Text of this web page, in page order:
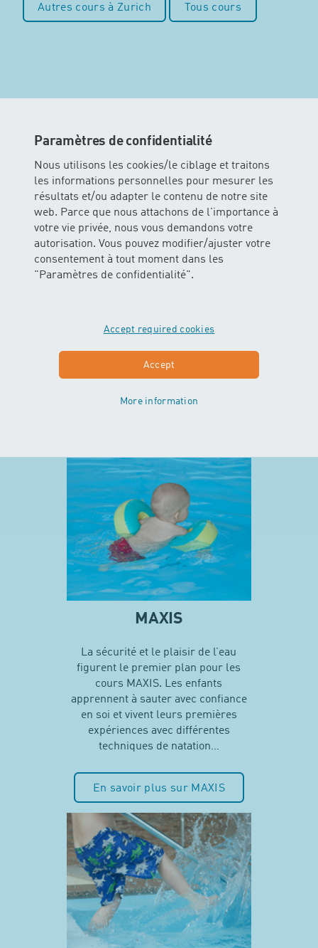
Paramètres de confidentialité
Nous utilisons les cookies/le ciblage et traitons
les informations personnelles pour mesurer les
résultats et/ou adapter le contenu de notre site
web. Parce que nous attachons de l'importance à
votre vie privée, nous vous demandons votre
autorisation. Vous pouvez modifier/ajuster votre
consentement à tout moment dans les
"Paramètres de confidentialité".
Accept required cookies
Accept
More information
Autres cours à Zurich Tous cours
Dans ce cours les enfants peuvent
leurs sens. Les bébés glissent et
MAXIS
La sécurité et le plaisir de l’eau
figurent le premier plan pour les
cours MAXIS. Les enfants
apprennent à sauter avec confiance
en soi et vivent leurs premières
expériences avec différentes
techniques de natation…
En savoir plus sur MAXIS